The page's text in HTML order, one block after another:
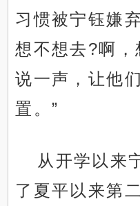
习惯被宁钰嫌
想不想去?啊，
说一声，让他
置。”
从开学以来
了夏平以来第